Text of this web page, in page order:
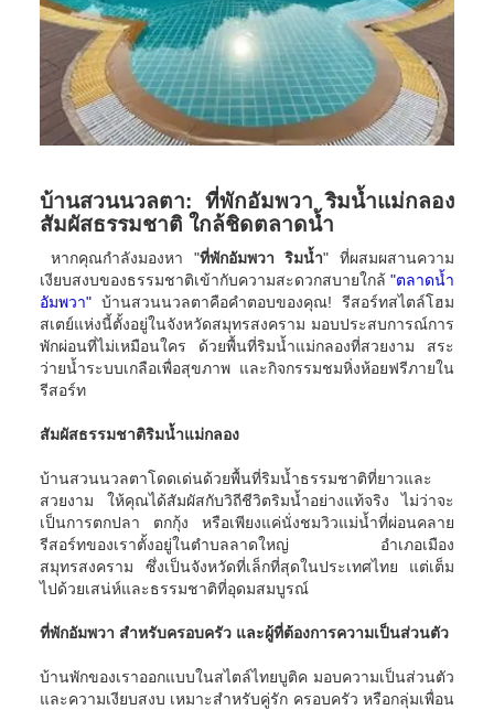
บ้านสวนนวลตา: ที่พักอัมพวา ริมน้ำแม่กลอง
สัมผัสธรรมชาติ ใกล้ชิดตลาดน้ำ
หากคุณกำลังมองหา "ที่พักอัมพวา ริมน้ำ" ที่ผสมผสานความ
เงียบสงบของธรรมชาติเข้ากับความสะดวกสบายใกล้ "ตลาดน้ำ
อัมพวา" บ้านสวนนวลตาคือคำตอบของคุณ! รีสอร์ทสไตล์โฮม
สเตย์แห่งนี้ตั้งอยู่ในจังหวัดสมุทรสงคราม มอบประสบการณ์การ
พักผ่อนที่ไม่เหมือนใคร ด้วยพื้นที่ริมน้ำแม่กลองที่สวยงาม สระ
ว่ายน้ำระบบเกลือเพื่อสุขภาพ และกิจกรรมชมหิ่งห้อยฟรีภายใน
รีสอร์ท
สัมผัสธรรมชาติริมน้ำแม่กลอง
บ้านสวนนวลตาโดดเด่นด้วยพื้นที่ริมน้ำธรรมชาติที่ยาวและ
สวยงาม ให้คุณได้สัมผัสกับวิถีชีวิตริมน้ำอย่างแท้จริง ไม่ว่าจะ
เป็นการตกปลา ตกกุ้ง หรือเพียงแค่นั่งชมวิวแม่น้ำที่ผ่อนคลาย
รีสอร์ทของเราตั้งอยู่ในตำบลลาดใหญ่ อำเภอเมือง
สมุทรสงคราม ซึ่งเป็นจังหวัดที่เล็กที่สุดในประเทศไทย แต่เต็ม
ไปด้วยเสน่ห์และธรรมชาติที่อุดมสมบูรณ์
ที่พักอัมพวา สำหรับครอบครัว และผู้ที่ต้องการความเป็นส่วนตัว
บ้านพักของเราออกแบบในสไตล์ไทยบูติค มอบความเป็นส่วนตัว
และความเงียบสงบ เหมาะสำหรับคู่รัก ครอบครัว หรือกลุ่มเพื่อน